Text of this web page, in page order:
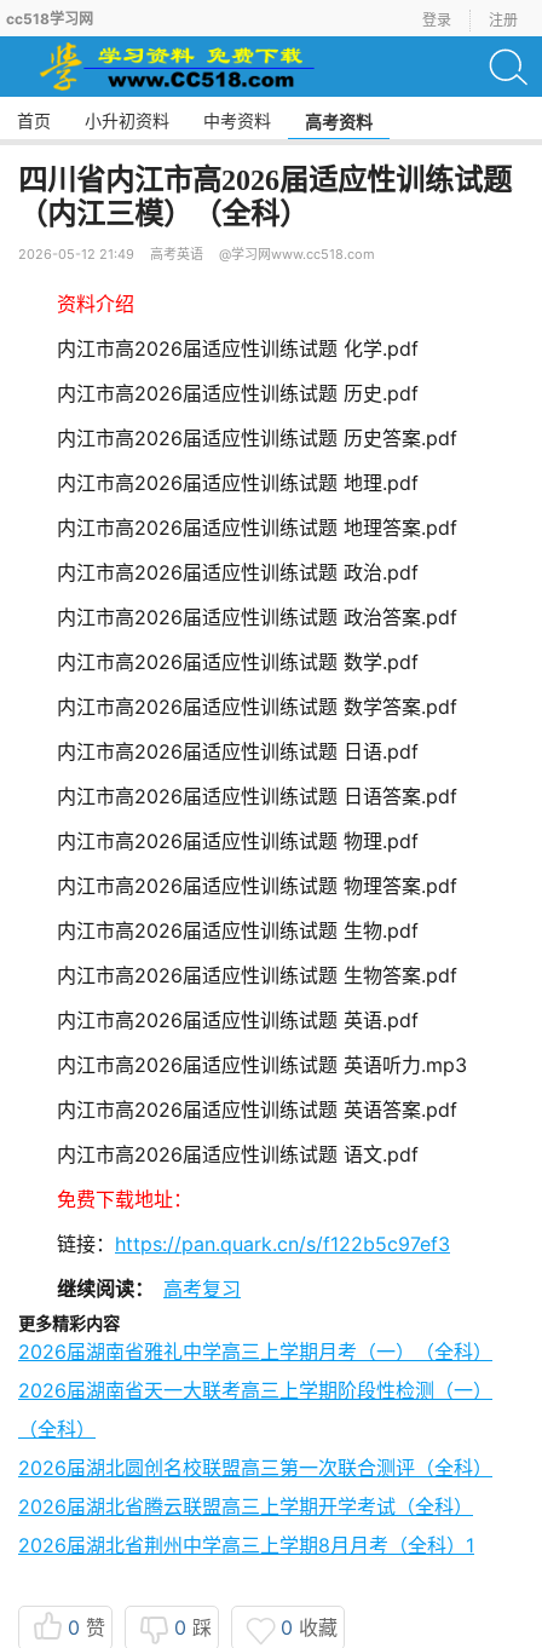
cc518学习网 登录 注册
首页 小升初资料 中考资料 高考资料
四川省内江市高2026届适应性训练试题
（内江三模）（全科）
2026-05-12 21:49 高考英语 @学习网www.cc518.com
资料介绍
内江市高2026届适应性训练试题 化学.pdf
内江市高2026届适应性训练试题 历史.pdf
内江市高2026届适应性训练试题 历史答案.pdf
内江市高2026届适应性训练试题 地理.pdf
内江市高2026届适应性训练试题 地理答案.pdf
内江市高2026届适应性训练试题 政治.pdf
内江市高2026届适应性训练试题 政治答案.pdf
内江市高2026届适应性训练试题 数学.pdf
内江市高2026届适应性训练试题 数学答案.pdf
内江市高2026届适应性训练试题 日语.pdf
内江市高2026届适应性训练试题 日语答案.pdf
内江市高2026届适应性训练试题 物理.pdf
内江市高2026届适应性训练试题 物理答案.pdf
内江市高2026届适应性训练试题 生物.pdf
内江市高2026届适应性训练试题 生物答案.pdf
内江市高2026届适应性训练试题 英语.pdf
内江市高2026届适应性训练试题 英语听力.mp3
内江市高2026届适应性训练试题 英语答案.pdf
内江市高2026届适应性训练试题 语文.pdf
免费下载地址：
链接： https://pan.quark.cn/s/f122b5c97ef3
继续阅读：
高考复习
更多精彩内容
2026届湖南省雅礼中学高三上学期月考（一）（全科）
2026届湖南省天一大联考高三上学期阶段性检测（一）
（全科）
2026届湖北圆创名校联盟高三第一次联合测评（全科）
2026届湖北省腾云联盟高三上学期开学考试（全科）
2026届湖北省荆州中学高三上学期8月月考（全科）1
0 赞 0 踩 0 收藏